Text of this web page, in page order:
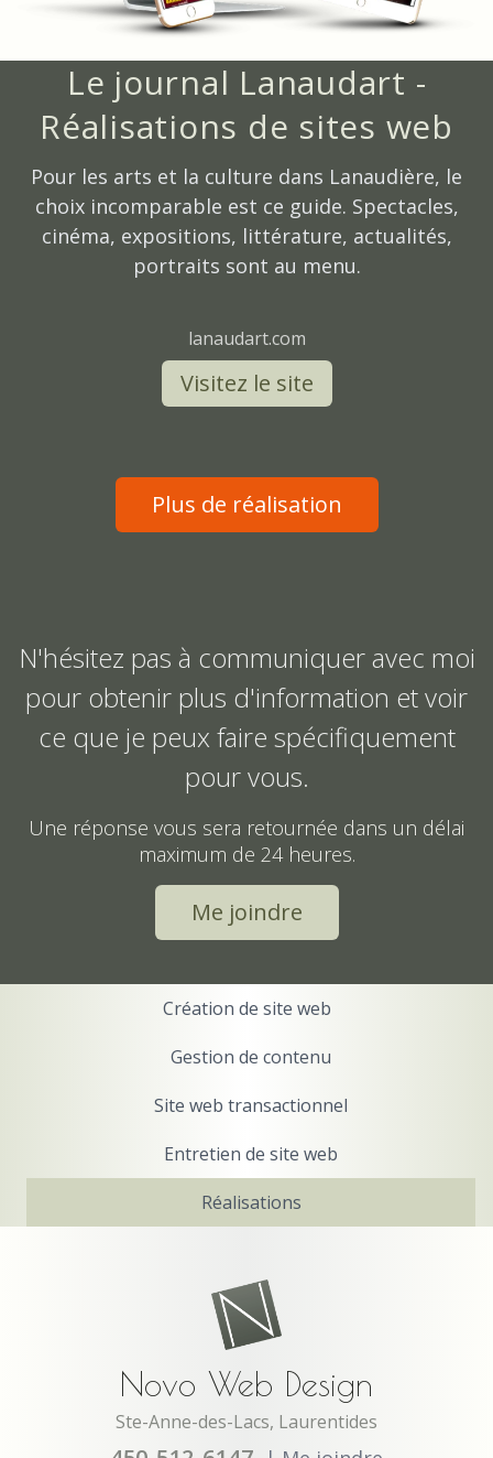
Le journal Lanaudart -
Réalisations de sites web
Pour les arts et la culture dans Lanaudière, le
choix incomparable est ce guide. Spectacles,
cinéma, expositions, littérature, actualités,
portraits sont au menu.
lanaudart.com
Visitez le site
Plus de réalisation
N'hésitez pas à communiquer avec moi
pour obtenir plus d'information et voir
ce que je peux faire spécifiquement
pour vous.
Une réponse vous sera retournée dans un délai
maximum de 24 heures.
Me joindre
Création de site web
Gestion de contenu
Site web transactionnel
Entretien de site web
Réalisations
Novo Web Design
Ste-Anne-des-Lacs, Laurentides